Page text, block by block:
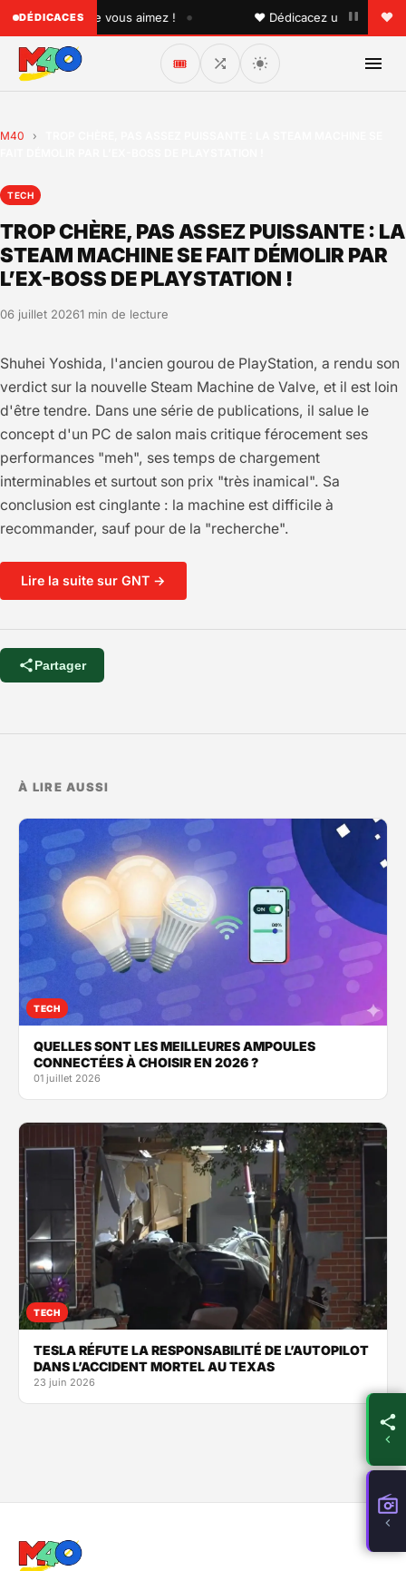
DÉDICACESque vous aimez ! • ♥ Dédicacez un titre à vos
🎟️
M40 ›
TECH
TROP CHÈRE, PAS ASSEZ PUISSANTE : LA
STEAM MACHINE SE FAIT DÉMOLIR PAR
L’EX-BOSS DE PLAYSTATION !
06 juillet 20261 min de lecture
Shuhei Yoshida, l'ancien gourou de PlayStation, a rendu son
verdict sur la nouvelle Steam Machine de Valve, et il est loin
d'être tendre. Dans une série de publications, il salue le
concept d'un PC de salon mais critique férocement ses
performances "meh", ses temps de chargement
interminables et surtout son prix "très inamical". Sa
conclusion est cinglante : la machine est difficile à
recommander, sauf pour de la "recherche".
Lire la suite sur GNT →
Partager
À LIRE AUSSI
TECH
QUELLES SONT LES MEILLEURES AMPOULES
CONNECTÉES À CHOISIR EN 2026 ?
01 juillet 2026
TECH
TESLA RÉFUTE LA RESPONSABILITÉ DE L’AUTOPILOT
DANS L’ACCIDENT MORTEL AU TEXAS
23 juin 2026